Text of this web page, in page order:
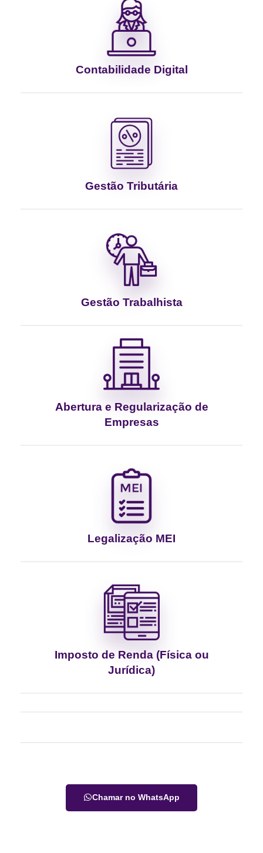
Contabilidade Digital
Gestão Tributária
Gestão Trabalhista
Abertura e Regularização de
Empresas
Legalização MEI
Imposto de Renda (Física ou
Jurídica)
Chamar no WhatsApp